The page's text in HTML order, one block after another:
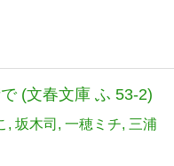
(文春文庫 ふ 53-2)
坂木司 一穂ミチ 三浦